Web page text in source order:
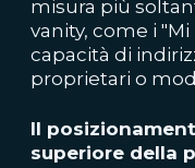
misura più
vanity, come i
capacità di
proprietari o
Il
superiore della